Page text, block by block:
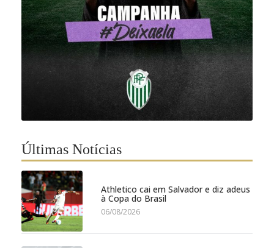
Últimas Notícias
Athletico cai em Salvador e diz adeus
à Copa do Brasil
06/08/2026